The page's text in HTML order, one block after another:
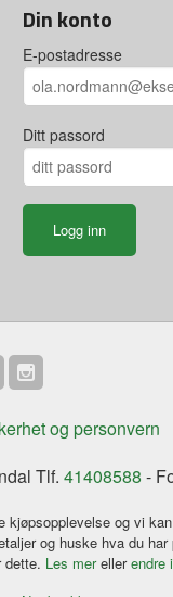
Din konto
E-postadresse
Ditt passord
og personvern
Tlf. 41408588 -
og vi
og huske hva du
dette. Les merellerendre